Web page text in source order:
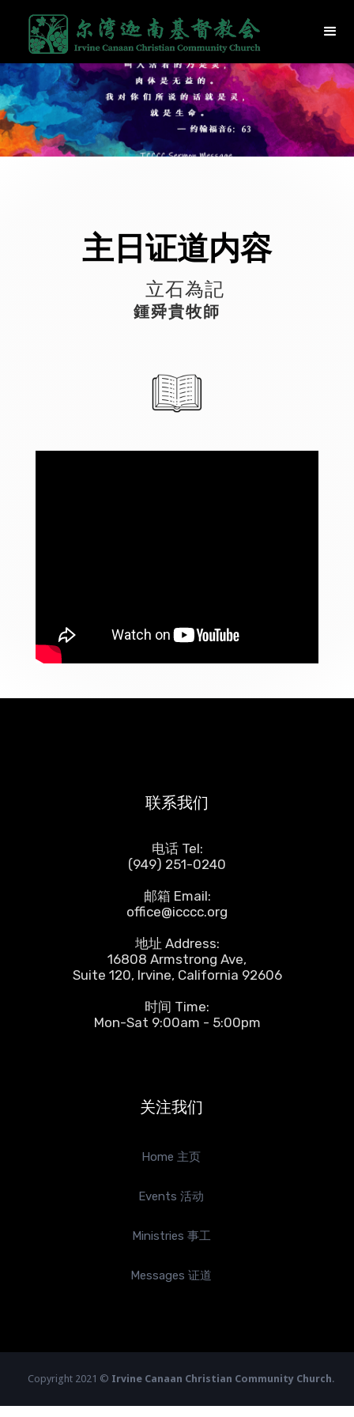
主日证道内容
立石為記
鍾舜貴牧師
联系我们
电话 Tel:
(949) 251-0240
邮箱 Email:
office@icccc.org
地址 Address:
16808 Armstrong Ave,
Suite 120, Irvine, California 92606
时间 Time:
Mon-Sat 9:00am - 5:00pm
关注我们
Home 主页
Events 活动
Ministries 事工
Messages 证道
Copyright 2021 © Irvine Canaan Christian Community Church.